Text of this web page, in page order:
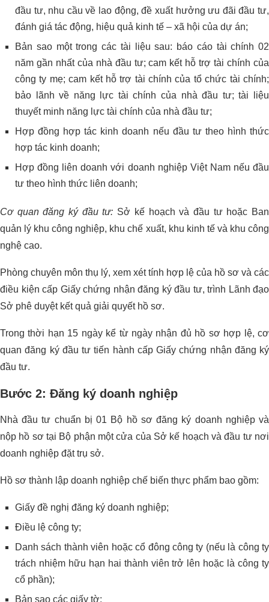
đầu tư, nhu cầu về lao động, đề xuất hưởng ưu đãi đầu tư,
đánh giá tác động, hiệu quả kinh tế – xã hội của dự án;
Bản sao một trong các tài liệu sau: báo cáo tài chính 02
năm gần nhất của nhà đầu tư; cam kết hỗ trợ tài chính của
công ty mẹ; cam kết hỗ trợ tài chính của tổ chức tài chính;
bảo lãnh về năng lực tài chính của nhà đầu tư; tài liệu
thuyết minh năng lực tài chính của nhà đầu tư;
Hợp đồng hợp tác kinh doanh nếu đầu tư theo hình thức
hợp tác kinh doanh;
Hợp đồng liên doanh với doanh nghiệp Việt Nam nếu đầu
tư theo hình thức liên doanh;
Cơ quan đăng ký đầu tư: Sở kế hoạch và đầu tư hoặc Ban
quản lý khu công nghiệp, khu chế xuất, khu kinh tế và khu công
nghệ cao.
Phòng chuyên môn thụ lý, xem xét tính hợp lệ của hồ sơ và các
điều kiện cấp Giấy chứng nhận đăng ký đầu tư, trình Lãnh đạo
Sở phê duyệt kết quả giải quyết hồ sơ.
Trong thời hạn 15 ngày kể từ ngày nhận đủ hồ sơ hợp lệ, cơ
quan đăng ký đầu tư tiến hành cấp Giấy chứng nhận đăng ký
đầu tư.
Bước 2: Đăng ký doanh nghiệp
Nhà đầu tư chuẩn bị 01 Bộ hồ sơ đăng ký doanh nghiệp và
nộp hồ sơ tại Bộ phận một cửa của Sở kế hoạch và đầu tư nơi
doanh nghiệp đặt trụ sở.
Hồ sơ thành lập doanh nghiệp chế biến thực phẩm bao gồm:
Giấy đề nghị đăng ký doanh nghiệp;
Điều lệ công ty;
Danh sách thành viên hoặc cổ đông công ty (nếu là công ty
trách nhiệm hữu hạn hai thành viên trở lên hoặc là công ty
cổ phần);
Bản sao các giấy tờ: